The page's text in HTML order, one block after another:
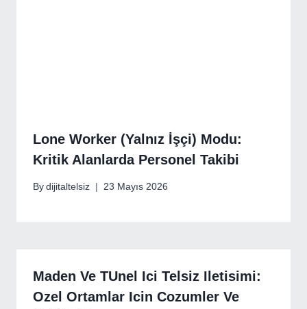
Lone Worker (Yalnız İşçi) Modu:
Kritik Alanlarda Personel Takibi
By dijitaltelsiz 23 Mayıs 2026
Maden Ve TUnel Ici Telsiz Iletisimi:
Ozel Ortamlar Icin Cozumler Ve